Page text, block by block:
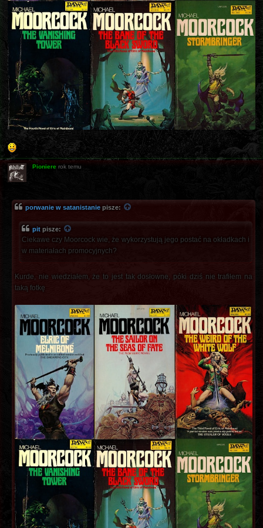
Pioniere rok temu
porwanie w satanistanie pisze:
pit pisze:
Ciekawe czy Moorcock wie, że wykorzystują jego postać na okładkach i
w materiałach promocyjnych?
Kurde, nie wiedziałem, że to jest tak dosłowne, póki dziś nie trafiłem na
taką fotkę